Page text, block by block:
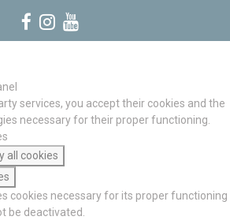
services, you accept their cookies and the
necessary for their proper functioning.
all cookies
cookies necessary for its proper functioning
be deactivated.